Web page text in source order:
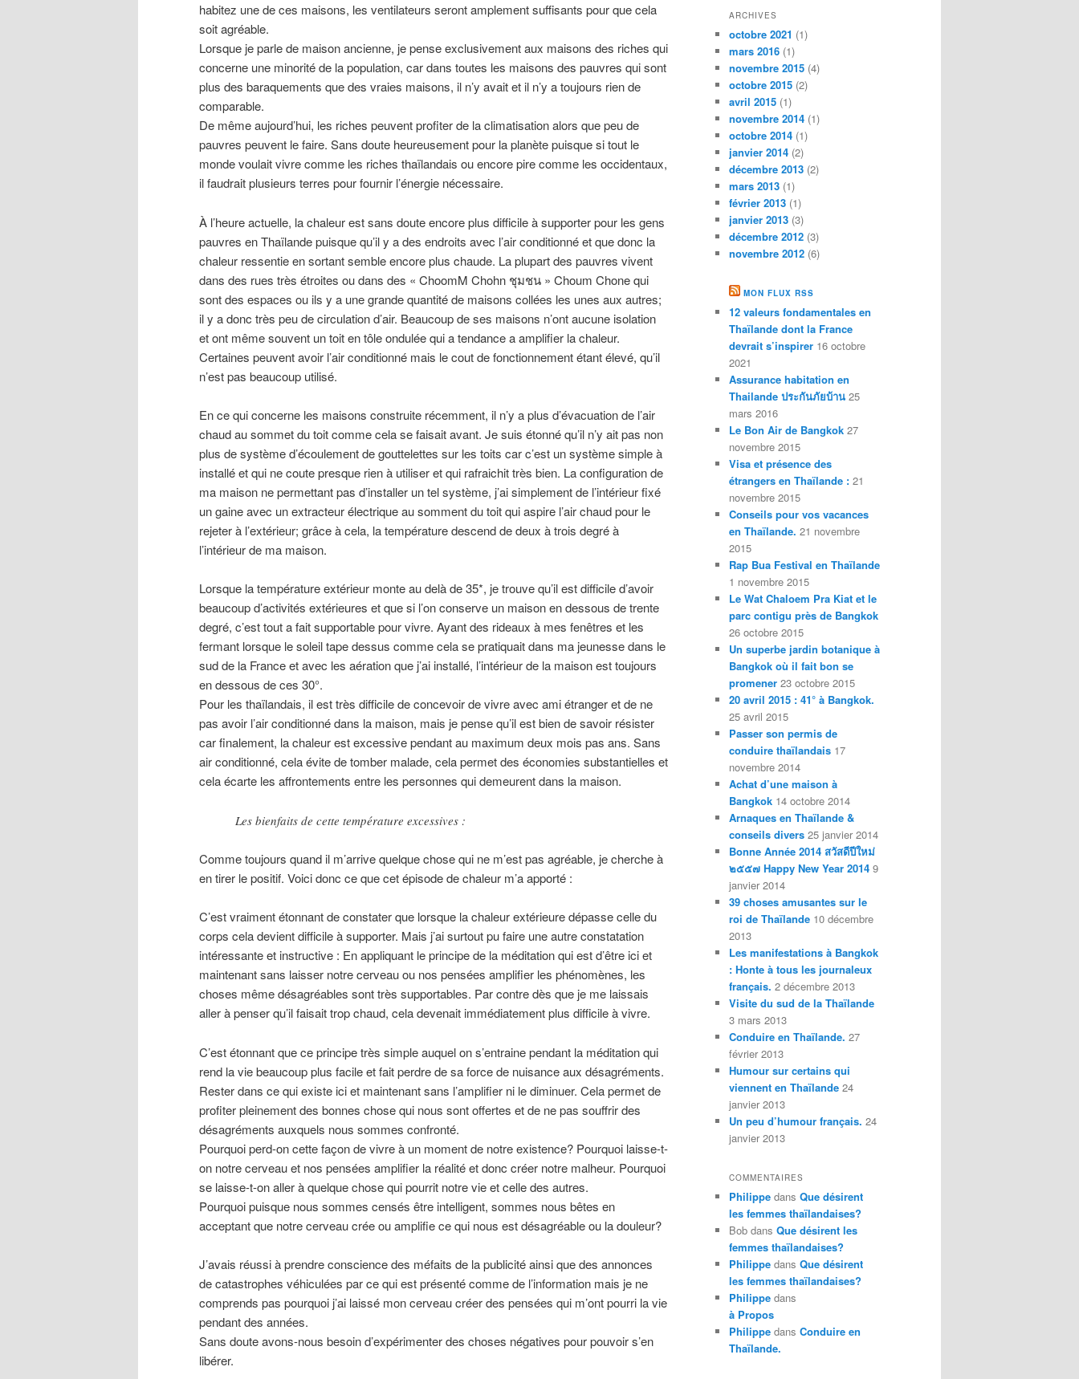
habitez une de ces maisons, les ventilateurs seront amplement suffisants pour que cela
soit agréable.
Lorsque je parle de maison ancienne, je pense exclusivement aux maisons des riches qui
concerne une minorité de la population, car dans toutes les maisons des pauvres qui sont
plus des baraquements que des vraies maisons, il n’y avait et il n’y a toujours rien de
comparable.
De même aujourd’hui, les riches peuvent profiter de la climatisation alors que peu de
pauvres peuvent le faire. Sans doute heureusement pour la planète puisque si tout le
monde voulait vivre comme les riches thaïlandais ou encore pire comme les occidentaux,
il faudrait plusieurs terres pour fournir l’énergie nécessaire.
À l’heure actuelle, la chaleur est sans doute encore plus difficile à supporter pour les gens
pauvres en Thaïlande puisque qu’il y a des endroits avec l’air conditionné et que donc la
chaleur ressentie en sortant semble encore plus chaude. La plupart des pauvres vivent
dans des rues très étroites ou dans des « ChoomM Chohn ชุมชน » Choum Chone qui
sont des espaces ou ils y a une grande quantité de maisons collées les unes aux autres;
il y a donc très peu de circulation d’air. Beaucoup de ses maisons n’ont aucune isolation
et ont même souvent un toit en tôle ondulée qui a tendance a amplifier la chaleur.
Certaines peuvent avoir l’air conditionné mais le cout de fonctionnement étant élevé, qu’il
n’est pas beaucoup utilisé.
En ce qui concerne les maisons construite récemment, il n’y a plus d’évacuation de l’air
chaud au sommet du toit comme cela se faisait avant. Je suis étonné qu’il n’y ait pas non
plus de système d’écoulement de gouttelettes sur les toits car c’est un système simple à
installé et qui ne coute presque rien à utiliser et qui rafraichit très bien. La configuration de
ma maison ne permettant pas d’installer un tel système, j’ai simplement de l’intérieur fixé
un gaine avec un extracteur électrique au somment du toit qui aspire l’air chaud pour le
rejeter à l’extérieur; grâce à cela, la température descend de deux à trois degré à
l’intérieur de ma maison.
Lorsque la température extérieur monte au delà de 35*, je trouve qu’il est difficile d’avoir
beaucoup d’activités extérieures et que si l’on conserve un maison en dessous de trente
degré, c’est tout a fait supportable pour vivre. Ayant des rideaux à mes fenêtres et les
fermant lorsque le soleil tape dessus comme cela se pratiquait dans ma jeunesse dans le
sud de la France et avec les aération que j’ai installé, l’intérieur de la maison est toujours
en dessous de ces 30°.
Pour les thaïlandais, il est très difficile de concevoir de vivre avec ami étranger et de ne
pas avoir l’air conditionné dans la maison, mais je pense qu’il est bien de savoir résister
car finalement, la chaleur est excessive pendant au maximum deux mois pas ans. Sans
air conditionné, cela évite de tomber malade, cela permet des économies substantielles et
cela écarte les affrontements entre les personnes qui demeurent dans la maison.
Les bienfaits de cette température excessives :
Comme toujours quand il m’arrive quelque chose qui ne m’est pas agréable, je cherche à
en tirer le positif. Voici donc ce que cet épisode de chaleur m’a apporté :
C’est vraiment étonnant de constater que lorsque la chaleur extérieure dépasse celle du
corps cela devient difficile à supporter. Mais j’ai surtout pu faire une autre constatation
intéressante et instructive : En appliquant le principe de la méditation qui est d’être ici et
maintenant sans laisser notre cerveau ou nos pensées amplifier les phénomènes, les
choses même désagréables sont très supportables. Par contre dès que je me laissais
aller à penser qu’il faisait trop chaud, cela devenait immédiatement plus difficile à vivre.
C’est étonnant que ce principe très simple auquel on s’entraine pendant la méditation qui
rend la vie beaucoup plus facile et fait perdre de sa force de nuisance aux désagréments.
Rester dans ce qui existe ici et maintenant sans l’amplifier ni le diminuer. Cela permet de
profiter pleinement des bonnes chose qui nous sont offertes et de ne pas souffrir des
désagréments auxquels nous sommes confronté.
Pourquoi perd-on cette façon de vivre à un moment de notre existence? Pourquoi laisse-t-
on notre cerveau et nos pensées amplifier la réalité et donc créer notre malheur. Pourquoi
se laisse-t-on aller à quelque chose qui pourrit notre vie et celle des autres.
Pourquoi puisque nous sommes censés être intelligent, sommes nous bêtes en
acceptant que notre cerveau crée ou amplifie ce qui nous est désagréable ou la douleur?
J’avais réussi à prendre conscience des méfaits de la publicité ainsi que des annonces
de catastrophes véhiculées par ce qui est présenté comme de l’information mais je ne
comprends pas pourquoi j’ai laissé mon cerveau créer des pensées qui m’ont pourri la vie
pendant des années.
Sans doute avons-nous besoin d’expérimenter des choses négatives pour pouvoir s’en
libérer.
ARCHIVES
octobre 2021 (1)
mars 2016 (1)
novembre 2015 (4)
octobre 2015 (2)
avril 2015 (1)
novembre 2014 (1)
octobre 2014 (1)
janvier 2014 (2)
décembre 2013 (2)
mars 2013 (1)
février 2013 (1)
janvier 2013 (3)
décembre 2012 (3)
novembre 2012 (6)
MON FLUX RSS
12 valeurs fondamentales en
Thaïlande dont la France
devrait s’inspirer 16 octobre
2021
Assurance habitation en
Thailande ประกันภัยบ้าน 25
mars 2016
Le Bon Air de Bangkok 27
novembre 2015
Visa et présence des
étrangers en Thaïlande : 21
novembre 2015
Conseils pour vos vacances
en Thaïlande. 21 novembre
2015
Rap Bua Festival en Thaïlande
1 novembre 2015
Le Wat Chaloem Pra Kiat et le
parc contigu près de Bangkok
26 octobre 2015
Un superbe jardin botanique à
Bangkok où il fait bon se
promener 23 octobre 2015
20 avril 2015 : 41° à Bangkok.
25 avril 2015
Passer son permis de
conduire thaïlandais 17
novembre 2014
Achat d’une maison à
Bangkok 14 octobre 2014
Arnaques en Thaïlande &
conseils divers 25 janvier 2014
Bonne Année 2014 สวัสดีปีใหม่
๒๕๕๗ Happy New Year 2014 9
janvier 2014
39 choses amusantes sur le
roi de Thaïlande 10 décembre
2013
Les manifestations à Bangkok
: Honte à tous les journaleux
français. 2 décembre 2013
Visite du sud de la Thaïlande
3 mars 2013
Conduire en Thaïlande. 27
février 2013
Humour sur certains qui
viennent en Thaïlande 24
janvier 2013
Un peu d’humour français. 24
janvier 2013
COMMENTAIRES
Philippe dans Que désirent
les femmes thaïlandaises?
Bob dans Que désirent les
femmes thaïlandaises?
Philippe dans Que désirent
les femmes thaïlandaises?
Philippe dans
à Propos
Philippe dans Conduire en
Thaïlande.